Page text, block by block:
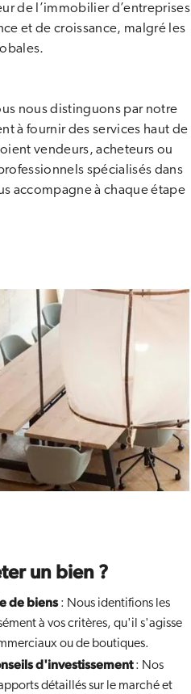
de l’immobilier d’entreprises
et de croissance, malgré les
nous distinguons par notre
à fournir des services haut de
vendeurs, acheteurs ou
spécialisés dans
accompagne à chaque étape
un bien ?
de biens: Nous identifions les
à vos critères, qu'il s'agisse
ou de boutiques.
d'investissement: Nos
détaillés sur le marché et